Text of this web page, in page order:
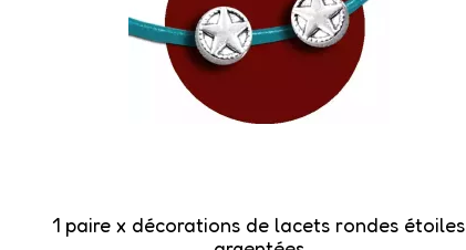
1 paire x ​décorations de lacets rondes étoiles